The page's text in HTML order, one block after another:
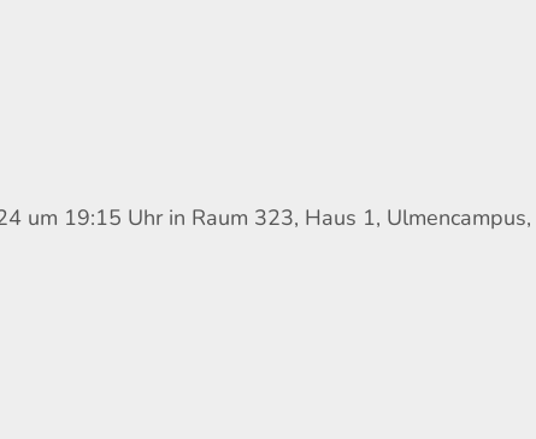
um 19:15 Uhr in Raum 323, Haus 1, Ulmencampus,